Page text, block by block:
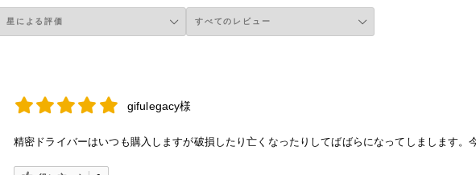
gifulegacy様
精密ドライバーはいつも購入しますが破損したり亡くなったりしてばばらになってしまします。